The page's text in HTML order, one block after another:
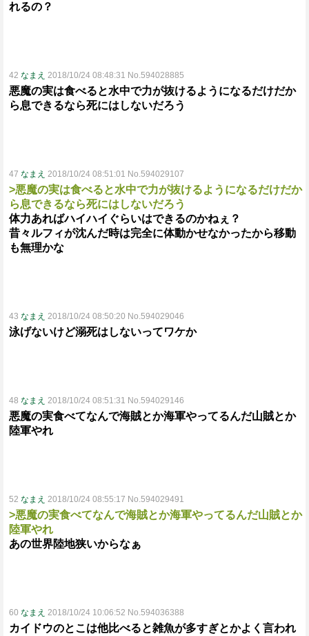
れるの？
42 なまえ 2018/10/24 08:48:31 No.594028885
悪魔の実は食べると水中で力が抜けるようになるだけだか
ら息できるなら死にはしないだろう
47 なまえ 2018/10/24 08:51:01 No.594029107
>悪魔の実は食べると水中で力が抜けるようになるだけだか
ら息できるなら死にはしないだろう
体力あればハイハイぐらいはできるのかねぇ？
昔々ルフィが沈んだ時は完全に体動かせなかったから移動
も無理かな
43 なまえ 2018/10/24 08:50:20 No.594029046
泳げないけど溺死はしないってワケか
48 なまえ 2018/10/24 08:51:31 No.594029146
悪魔の実食べてなんで海賊とか海軍やってるんだ山賊とか
陸軍やれ
52 なまえ 2018/10/24 08:55:17 No.594029491
>悪魔の実食べてなんで海賊とか海軍やってるんだ山賊とか
陸軍やれ
あの世界陸地狭いからなぁ
60 なまえ 2018/10/24 10:06:52 No.594036388
カイドウのとこは他比べると雑魚が多すぎとかよく言われ